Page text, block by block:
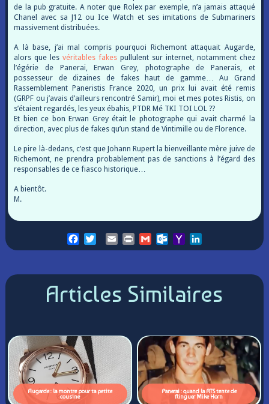
de la pub gratuite. A noter que Rolex par exemple, n’a jamais attaqué
Chanel avec sa J12 ou Ice Watch et ses imitations de Submariners
massivement distribuées.
A là base, j’ai mal compris pourquoi Richemont attaquait Augarde,
alors que lesvéritables fakes pullulent sur internet, notamment chez
l’égérie de Panerai, Erwan Grey, photographe de Panerais, et
possesseur de dizaines de fakes haut de gamme… Au Grand
Rassemblement Paneristis France 2020, un prix lui avait été remis
(GRPF ou j’avais d’ailleurs rencontré Samir), moi et mes potes Ristis, on
s’étaient regardés, les yeux ébahis, PTDR Mé TKI TOI LOL ??
Et bien ce bon Erwan Grey était le photographe qui avait charmé la
direction, avec plus de fakes qu’un stand de Vintimille ou de Florence.
Le pire là-dedans, c’est que Johann Rupert la bienveillante mère juive de
Richemont, ne prendra probablement pas de sanctions à l’égard des
responsables de ce fiasco historique…
A bientôt.
M.
FacebookTwitterEmailPrint GmailOutlook.com
Yahoo
Mail
Articles Similaires
Augarde : la montre pour ta petite
cousine
Panerai : quand la RTS tente de
flinguer Mike Horn